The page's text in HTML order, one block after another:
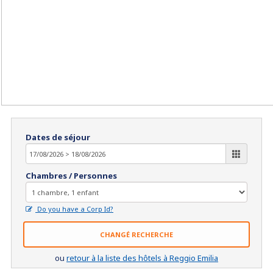
Dates de séjour
Chambres / Personnes
Do you have a Corp Id?
CHANGÉ RECHERCHE
ou retour à la liste des hôtels à Reggio Emilia